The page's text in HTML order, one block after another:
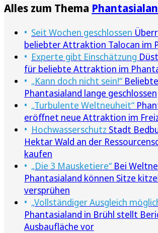
Alles zum Thema
Seit Wochen geschlossen
beliebter Attraktion Talocan im
Experte gibt Einschätzung
für beliebte Attraktion im
„Kann doch nicht sein!“
Phantasialand lange geschlossen
„Turbulente Weltneuheit“
eröffnet neue Attraktion im
Hochwasserschutz Stadt
Hektar Wald an der
kaufen
„Die 3 Mausketiere“ Bei
Phantasialand können Sitze
versprühen
„Vollständiger Ausgleich
Phantasialand in Brühl stellt
Ausbaufläche vor